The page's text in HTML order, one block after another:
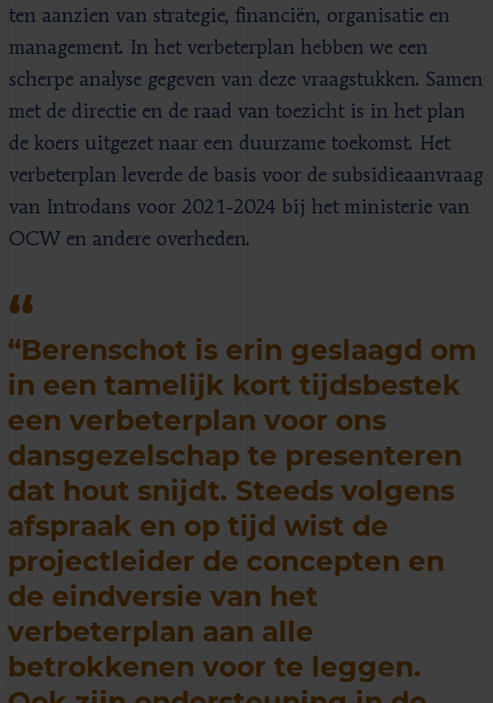
ten aanzien van strategie, financiën, organisatie en
management. In het verbeterplan hebben we een
scherpe analyse gegeven van deze vraagstukken. Samen
met de directie en de raad van toezicht is in het plan
de koers uitgezet naar een duurzame toekomst. Het
verbeterplan leverde de basis voor de subsidieaanvraag
van Introdans voor 2021-2024 bij het ministerie van
OCW en andere overheden.
“Berenschot is erin geslaagd om
in een tamelijk kort tijdsbestek
een verbeterplan voor ons
dansgezelschap te presenteren
dat hout snijdt. Steeds volgens
afspraak en op tijd wist de
projectleider de concepten en
de eindversie van het
verbeterplan aan alle
betrokkenen voor te leggen.